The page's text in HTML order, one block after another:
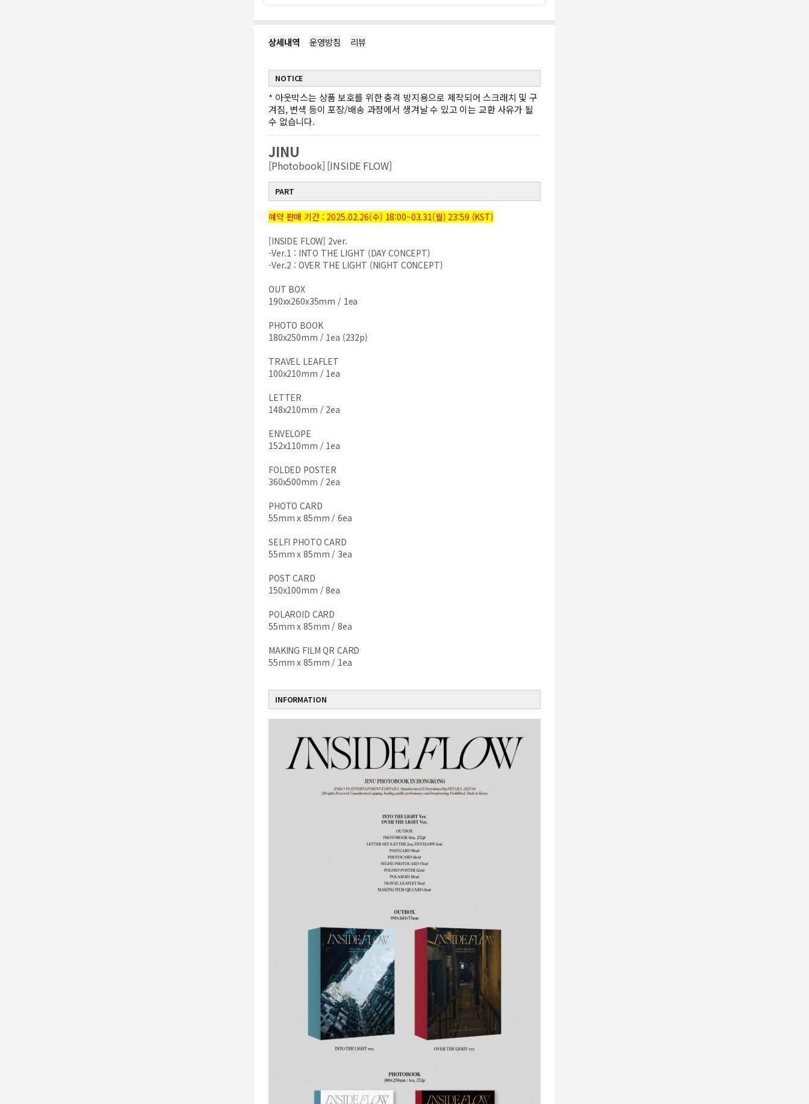
상세내역 운영방침 리뷰
NOTICE
* 아웃박스는 상품 보호를 위한 충격 방지용으로 제작되어 스크래치 및 구
겨짐, 변색 등이 포장/배송 과정에서 생겨날 수 있고 이는 교환 사유가 될
수 없습니다.
JINU
[Photobook] [INSIDE FLOW]
PART
예약 판매 기간 : 2025.02.26(수) 18:00~03.31(월) 23:59 (KST)
[INSIDE FLOW] 2ver.
-Ver.1 : INTO THE LIGHT (DAY CONCEPT)
-Ver.2 : OVER THE LIGHT (NIGHT CONCEPT)
OUT BOX
190xx260x35mm / 1ea
PHOTO BOOK
180x250mm / 1ea (232p)
TRAVEL LEAFLET
100x210mm / 1ea
LETTER
148x210mm / 2ea
ENVELOPE
152x110mm / 1ea
FOLDED POSTER
360x500mm / 2ea
PHOTO CARD
55mm x 85mm / 6ea
SELFI PHOTO CARD
55mm x 85mm / 3ea
POST CARD
150x100mm / 8ea
POLAROID CARD
55mm x 85mm / 8ea
MAKING FILM QR CARD
55mm x 85mm / 1ea
INFORMATION